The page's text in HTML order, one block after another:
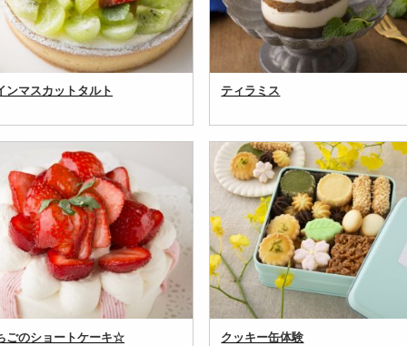
ンマスカットタルト ティラミス
ごのショートケーキ☆ クッキー缶体験